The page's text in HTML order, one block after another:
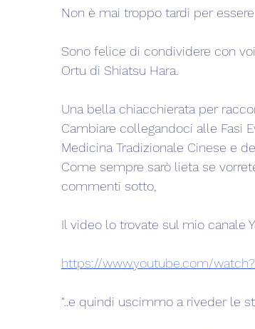
Non è mai troppo tardi per
Sono felice di condividere con
Ortu di Shiatsu Hara.
Una bella chiacchierata per
Cambiare collegandoci alle Fasi
Medicina Tradizionale Cinese e
Come sempre sarò lieta se
commenti sotto,
Il video lo trovate sul mio canale
https://www.youtube.com/
"..e quindi uscimmo a riveder le